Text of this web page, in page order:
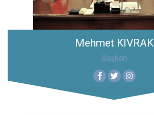
Mehmet KIVRAK
Başkan